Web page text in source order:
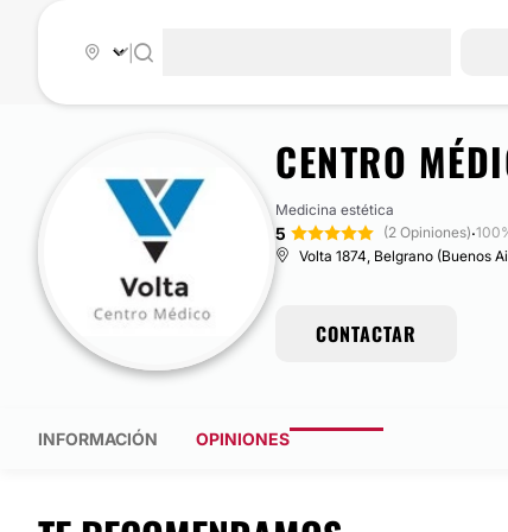
CENTRO
Medicina estética
5 (2 Opiniones)·
Volta 1874, Belgrano (Buenos
CONTACTAR
INFORMACIÓN OPINIONES